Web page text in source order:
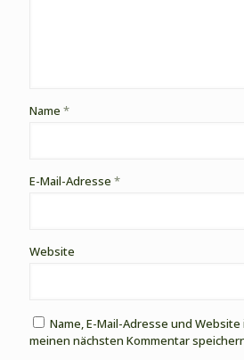
Name *
E-Mail-Adresse *
Website
Name, E-Mail-Adresse und
meinen nächsten Kommentar